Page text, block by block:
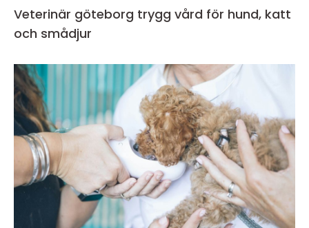
Veterinär göteborg trygg vård för hund, katt
och smådjur